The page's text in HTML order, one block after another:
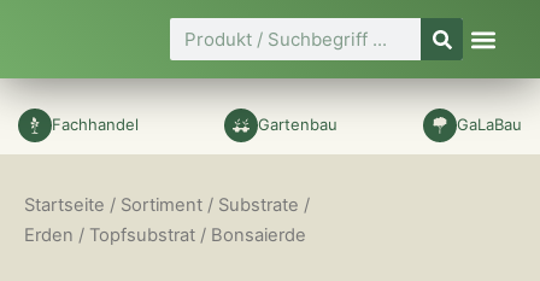
springen
Suche
Fachhandel Gartenbau GaLaBau
Startseite / Sortiment / Substrate /
Erden / Topfsubstrat / Bonsaierde